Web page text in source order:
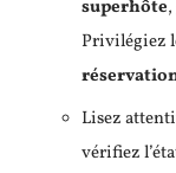
superhôte
Privilégiez
Lisez
vérifiez